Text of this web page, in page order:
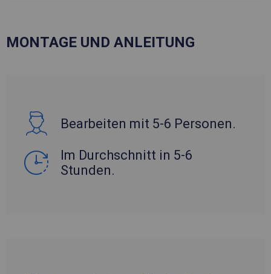
MONTAGE UND ANLEITUNG
Bearbeiten mit 5-6 Personen.
Im Durchschnitt in 5-6
Stunden.